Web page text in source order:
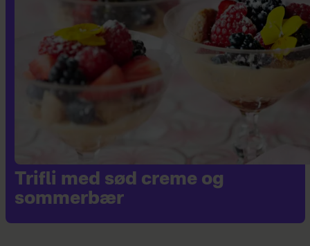
Trifli med sød creme og
sommerbær